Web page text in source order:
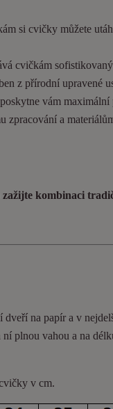
si cvičky můžete
cvičkám
z přírodní upravené
vám maximální
zpracování a
kombinaci
na papír a v
plnou vahou a na
v cm.